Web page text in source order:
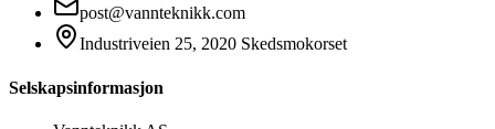
post@vannteknikk.com
Industriveien 25, 2020 Skedsmokorset
Selskapsinformasjon